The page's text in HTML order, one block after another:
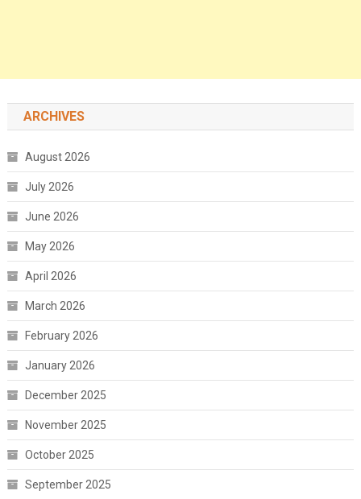
ARCHIVES
August 2026
July 2026
June 2026
May 2026
April 2026
March 2026
February 2026
January 2026
December 2025
November 2025
October 2025
September 2025